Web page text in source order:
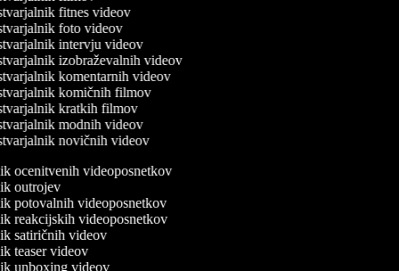
fitnes videov
foto videov
intervju videov
izobraževalnih videov
komentarnih videov
komičnih filmov
kratkih filmov
modnih videov
novičnih videov
ocenitvenih videoposnetkov
outrojev
potovalnih videoposnetkov
reakcijskih videoposnetkov
satiričnih videov
teaser videov
unboxing videov